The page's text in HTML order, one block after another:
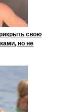
свою
но не